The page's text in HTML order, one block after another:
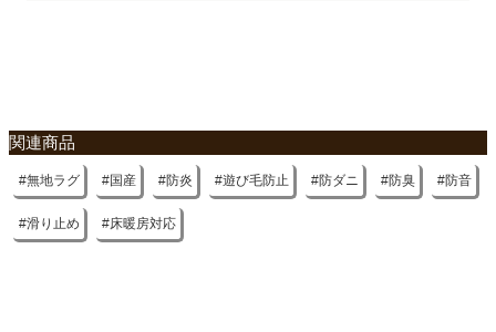
防炎
機能6
関連商品
無地ラグ 国産 防炎 遊び毛防止 防ダニ 防臭 防音
滑り止め 床暖房対応